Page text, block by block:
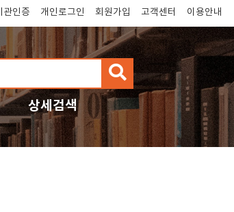
관인증 개인로그인 회원가입 고객센터 이용안내
검
색
상세검색